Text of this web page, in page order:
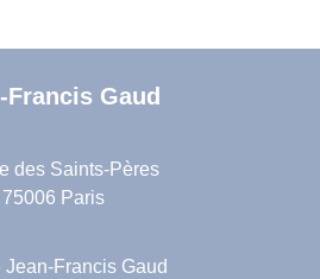
Francis Gaud
des Saints-Pères
75006 Paris
Francis Gaud